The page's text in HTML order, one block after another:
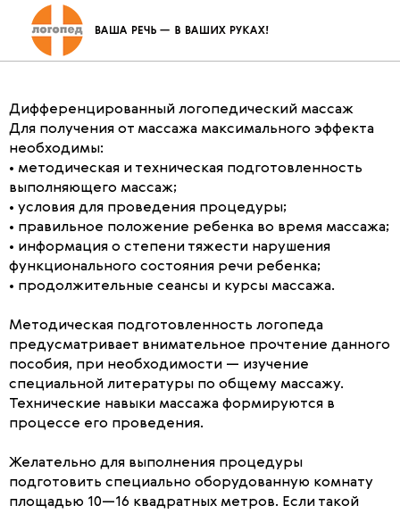
Гигиенические основы
проведения массажа
Дифференцированный логопедический массаж
Для получения от массажа максимального эффекта
необходимы:
• методическая и техническая подготовленность
выполняющего массаж;
• условия для проведения процедуры;
• правильное положение ребенка во время массажа;
• информация о степени тяжести нарушения
функционального состояния речи ребенка;
• продолжительные сеансы и курсы массажа.
Методическая подготовленность логопеда
предусматривает внимательное прочтение данного
пособия, при необходимости — изучение
специальной литературы по общему массажу.
Технические навыки массажа формируются в
процессе его проведения.
Желательно для выполнения процедуры
подготовить специально оборудованную комнату
площадью 10—16 квадратных метров. Если такой